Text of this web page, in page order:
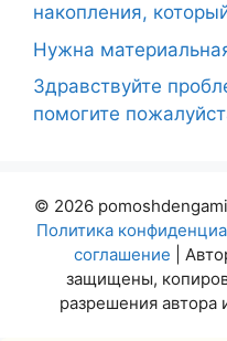
накопления,
Нужна
Здравствуйте
помогите
© 2026
Политика
соглашение |
защищены,
разрешения автора